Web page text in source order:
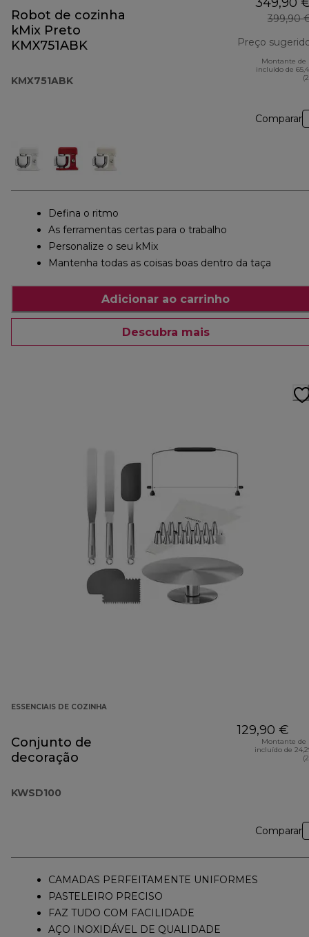
Robot de cozinha
kMix Preto
KMX751ABK
KMX751ABK
349,90
399,90
Preço
Montante de
incluído de
Comparar
Defina o ritmo
As ferramentas certas para o trabalho
Personalize o seu kMix
Mantenha todas as coisas boas dentro da taça
Adicionar ao carrinho
Descubra mais
ESSENCIAIS DE COZINHA
Conjunto de
decoração
KWSD100
129,90 €
Montante de
incluído de
Comparar
CAMADAS PERFEITAMENTE UNIFORMES
PASTELEIRO PRECISO
FAZ TUDO COM FACILIDADE
AÇO INOXIDÁVEL DE QUALIDADE